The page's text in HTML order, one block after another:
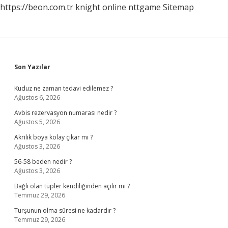
https://beon.com.tr knight online nttgame Sitemap
Sidebar
Son Yazılar
Kuduz ne zaman tedavi edilemez ?
Ağustos 6, 2026
Avbis rezervasyon numarası nedir ?
Ağustos 5, 2026
Akrilik boya kolay çıkar mı ?
Ağustos 3, 2026
56-58 beden nedir ?
Ağustos 3, 2026
Bağlı olan tüpler kendiliğinden açılır mı ?
Temmuz 29, 2026
Turşunun olma süresi ne kadardır ?
Temmuz 29, 2026